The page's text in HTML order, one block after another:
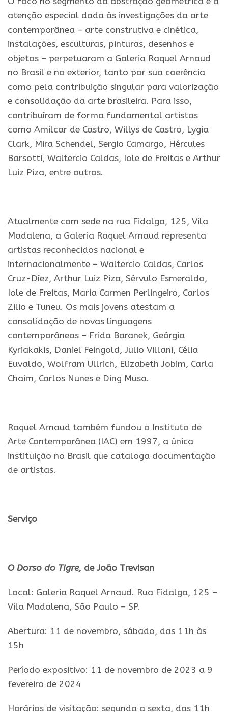
atenção especial dada às investigações da arte
contemporânea – arte construtiva e cinética,
instalações, esculturas, pinturas, desenhos e
objetos – perpetuaram a Galeria Raquel Arnaud
no Brasil e no exterior, tanto por sua coerência
como pela contribuição singular para valorização
e consolidação da arte brasileira. Para isso,
contribuíram de forma fundamental artistas
como Amilcar de Castro, Willys de Castro, Lygia
Clark, Mira Schendel, Sergio Camargo, Hércules
Barsotti, Waltercio Caldas, Iole de Freitas e Arthur
Luiz Piza, entre outros.
Atualmente com sede na rua Fidalga, 125, Vila
Madalena, a Galeria Raquel Arnaud representa
artistas reconhecidos nacional e
internacionalmente – Waltercio Caldas, Carlos
Cruz-Díez, Arthur Luiz Piza, Sérvulo Esmeraldo,
Iole de Freitas, Maria Carmen Perlingeiro, Carlos
Zilio e Tuneu. Os mais jovens atestam a
consolidação de novas linguagens
contemporâneas – Frida Baranek, Geórgia
Kyriakakis, Daniel Feingold, Julio Villani, Célia
Euvaldo, Wolfram Ullrich, Elizabeth Jobim, Carla
Chaim, Carlos Nunes e Ding Musa.
Raquel Arnaud também fundou o Instituto de
Arte Contemporânea (IAC) em 1997, a única
instituição no Brasil que cataloga documentação
de artistas.
Serviço
O Dorso do Tigre, deJoão Trevisan
Local: Galeria Raquel Arnaud. Rua Fidalga, 125 –
Vila Madalena, São Paulo – SP.
Abertura: 11 de novembro, sábado, das 11h às
15h
Período expositivo: 11 de novembro de 2023 a 9
fevereiro de 2024
Horários de visitação: segunda a sexta, das 11h